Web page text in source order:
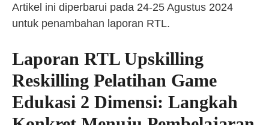
Artikel ini diperbarui pada 24-25 Agustus 2024
untuk penambahan laporan RTL.
Laporan RTL Upskilling
Reskilling Pelatihan Game
Edukasi 2 Dimensi: Langkah